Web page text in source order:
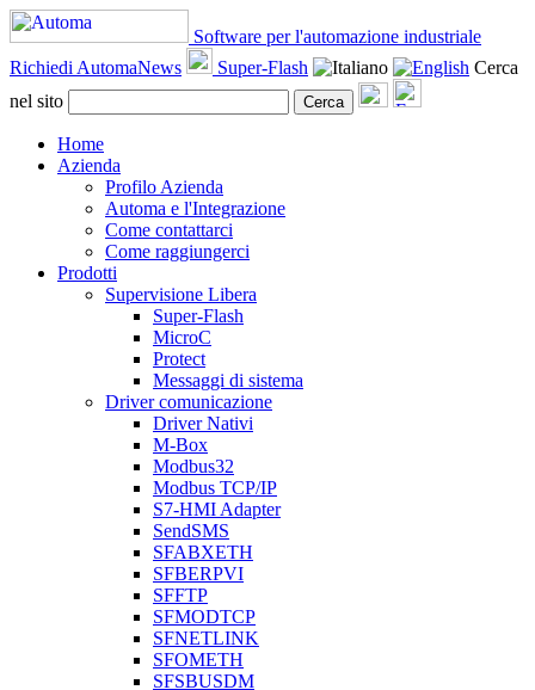
Software per l'automazione industriale
Richiedi AutomaNews
Super-Flash
Cerca
nel sito
Cerca
Home
Azienda
Profilo Azienda
Automa e l'Integrazione
Come contattarci
Come raggiungerci
Prodotti
Supervisione Libera
Super-Flash
MicroC
Protect
Messaggi di sistema
Driver comunicazione
Driver Nativi
M-Box
Modbus32
Modbus TCP/IP
S7-HMI Adapter
SendSMS
SFABXETH
SFBERPVI
SFFTP
SFMODTCP
SFNETLINK
SFOMETH
SFSBUSDM